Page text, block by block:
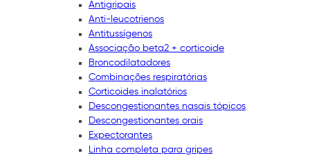
Antigripais
Anti-leucotrienos
Antitussígenos
Associação beta2 + corticoide
Broncodilatadores
Combinações respiratórias
Corticoides inalatórios
Descongestionantes nasais tópicos
Descongestionantes orais
Expectorantes
Linha completa para gripes